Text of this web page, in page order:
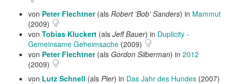
von Peter Flechtner(als Robert 'Bob' Sanders) in Mammut
(2009)
von Tobias Kluckert (als Jeff Bauer) in Duplicity -
Gemeinsame Geheimsache (2009)
von Peter Flechtner(als Gordon Silberman) in 2012
(2009)
von Lutz Schnell (als Pier) in Das Jahr des Hundes (2007)